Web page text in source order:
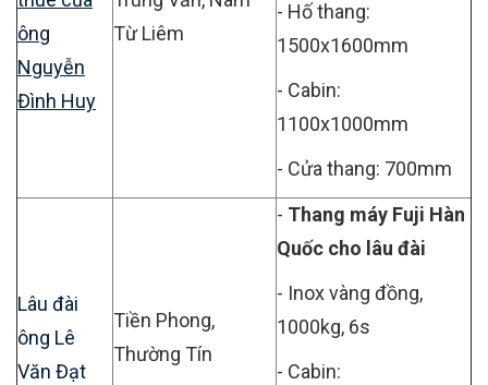
ông
Nguyễn
Đình Huy
Từ Liêm
- Hố thang:
1500x1600mm
- Cabin:
1100x1000mm
- Cửa thang: 700mm
Lâu đài
ông Lê
Văn Đạt
Tiền Phong,
Thường Tín
- Thang máy Fuji Hàn
Quốc cho lâu đài
- Inox vàng đồng,
1000kg, 6s
- Cabin: